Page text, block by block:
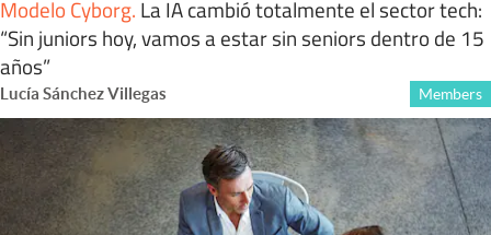
Modelo Cyborg. La IA cambió totalmente el sector tech:
“Sin juniors hoy, vamos a estar sin seniors dentro de 15
años”
Lucía Sánchez Villegas Members